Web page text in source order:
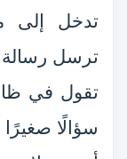
تدخل إلى
ترسل
تقول في
سؤالًا